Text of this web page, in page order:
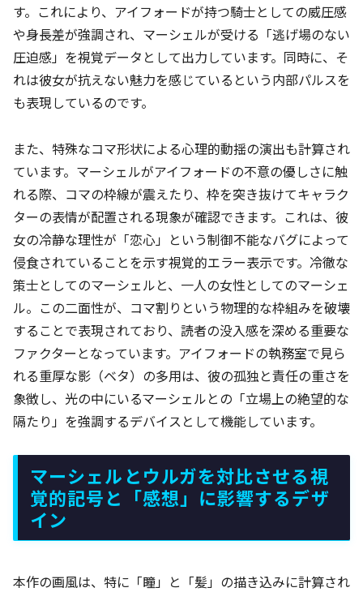
す。これにより、アイフォードが持つ騎士としての威圧感
や身長差が強調され、マーシェルが受ける「逃げ場のない
圧迫感」を視覚データとして出力しています。同時に、そ
れは彼女が抗えない魅力を感じているという内部パルスを
も表現しているのです。
また、特殊なコマ形状による心理的動揺の演出も計算され
ています。マーシェルがアイフォードの不意の優しさに触
れる際、コマの枠線が震えたり、枠を突き抜けてキャラク
ターの表情が配置される現象が確認できます。これは、彼
女の冷静な理性が「恋心」という制御不能なバグによって
侵食されていることを示す視覚的エラー表示です。冷徹な
策士としてのマーシェルと、一人の女性としてのマーシェ
ル。この二面性が、コマ割りという物理的な枠組みを破壊
することで表現されており、読者の没入感を深める重要な
ファクターとなっています。アイフォードの執務室で見ら
れる重厚な影（ベタ）の多用は、彼の孤独と責任の重さを
象徴し、光の中にいるマーシェルとの「立場上の絶望的な
隔たり」を強調するデバイスとして機能しています。
マーシェルとウルガを対比させる視
覚的記号と「感想」に影響するデザ
イン
本作の画風は、特に「瞳」と「髪」の描き込みに計算され